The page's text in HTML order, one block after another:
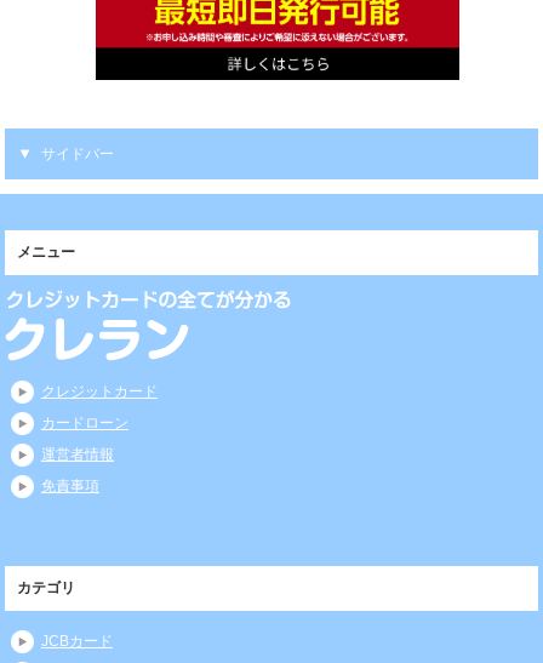
サイドバー
メニュー
クレジットカード
カードローン
運営者情報
免責事項
カテゴリ
JCBカード